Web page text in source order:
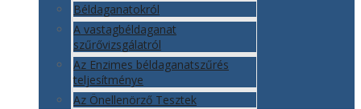
Béldaganatokról
A vastagbéldaganat
szűrővizsgálatról
Az Enzimes béldaganatszűrés
teljesítménye
Az Önellenörző Tesztek